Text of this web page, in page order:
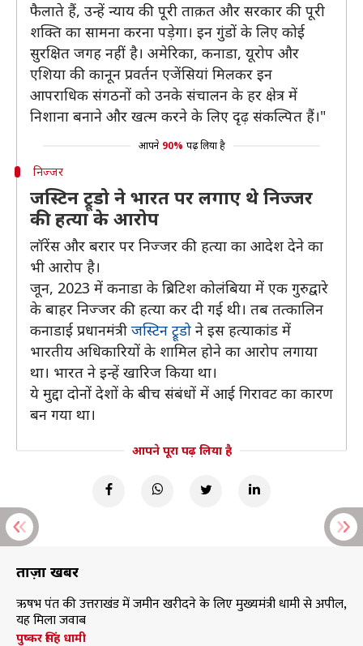
फैलाते हैं, उन्हें न्याय की पूरी ताक़त और सरकार की पूरी
शक्ति का सामना करना पड़ेगा। इन गुंडों के लिए कोई
सुरक्षित जगह नहीं है। अमेरिका, कनाडा, यूरोप और
एशिया की कानून प्रवर्तन एजेंसियां ​​मिलकर इन
आपराधिक संगठनों को उनके संचालन के हर क्षेत्र में
निशाना बनाने और खत्म करने के लिए दृढ़ संकल्पित हैं।"
आपने 90% पढ़ लिया है
निज्जर
जस्टिन ट्रूडो ने भारत पर लगाए थे निज्जर
की हत्या के आरोप
लॉरेंस और बरार पर निज्जर की हत्या का आदेश देने का
भी आरोप है।
जून, 2023 में कनाडा के ब्रिटिश कोलंबिया में एक गुरुद्वारे
के बाहर निज्जर की हत्या कर दी गई थी। तब तत्कालिन
कनाडाई प्रधानमंत्री जस्टिन ट्रूडो ने इस हत्याकांड में
भारतीय अधिकारियों के शामिल होने का आरोप लगाया
था। भारत ने इन्हें खारिज किया था।
ये मुद्दा दोनों देशों के बीच संबंधों में आई गिरावट का कारण
बन गया था।
आपने पूरा पढ़ लिया है
ताज़ा खबरें
ऋषभ पंत की उत्तराखंड में जमीन खरीदने के लिए मुख्यमंत्री धामी से अपील,
यह मिला जवाब
पुष्कर सिंह धामी